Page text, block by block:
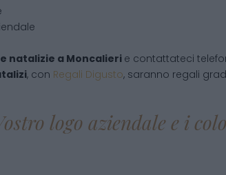
natalizie a Moncalieri e contattateci
, con Regali Digusto, saranno regali
logo aziendale e i